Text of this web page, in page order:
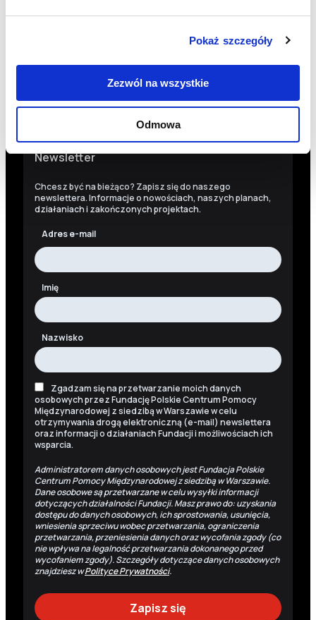
Pokaż szczegóły
Zezwól na wszystkie
Odmowa
PRZEKAŻ 1,5%
Newsletter
Chcesz być na bieżąco? Zapisz się do naszego
newslettera. Informacje o nowościach, naszych planach,
działaniach i zakończonych projektach.
Adres e-mail
Imię
Nazwisko
Zgadzam się na przetwarzanie moich danych
osobowych przez Fundację Polskie Centrum Pomocy
Międzynarodowej z siedzibą w Warszawie w celu
otrzymywania drogą elektroniczną (e-mail) newslettera
oraz informacji o działaniach Fundacji i możliwościach ich
wsparcia.
Administratorem danych osobowych jest Fundacja Polskie
Centrum Pomocy Międzynarodowej z siedzibą w Warszawie.
Dane osobowe są przetwarzane w celu wysyłki informacji
dotyczących działalności Fundacji. Masz prawo do: uzyskania
dostępu do danych osobowych, ich sprostowania, usunięcia,
wniesienia sprzeciwu wobec przetwarzania, ograniczenia
przetwarzania, przeniesienia danych oraz wycofania zgody (co
nie wpływa na legalność przetwarzania dokonanego przed
wycofaniem zgody). Szczegóły dotyczące danych osobowych
znajdziesz wPolityce Prywatności.